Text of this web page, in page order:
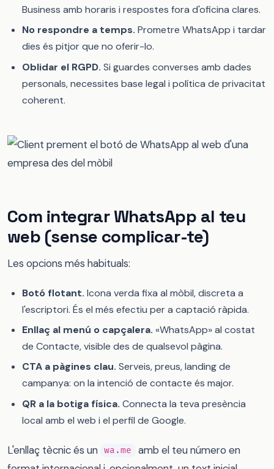
Business amb horaris i respostes fora d'oficina clares.
No respondre a temps. Prometre WhatsApp i tardar
dies és pitjor que no oferir-lo.
Oblidar el RGPD. Si guardes converses amb dades
personals, necessites base legal i política de privacitat
coherent.
Com integrar WhatsApp al teu
web (sense complicar-te)
Les opcions més habituals:
Botó flotant. Icona verda fixa al mòbil, discreta a
l'escriptori. És el més efectiu per a captació ràpida.
Enllaç al menú o capçalera. «WhatsApp» al costat
de Contacte, visible des de qualsevol pàgina.
CTA a pàgines clau. Serveis, preus, landing de
campanya: on la intenció de contacte és major.
QR a la botiga física. Connecta la teva presència
local amb el web i el perfil de Google.
L'enllaç tècnic és un wa.me
amb el teu número en